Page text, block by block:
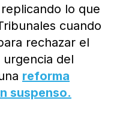
lo que
cuando
rechazar el
del
reforma
suspenso.